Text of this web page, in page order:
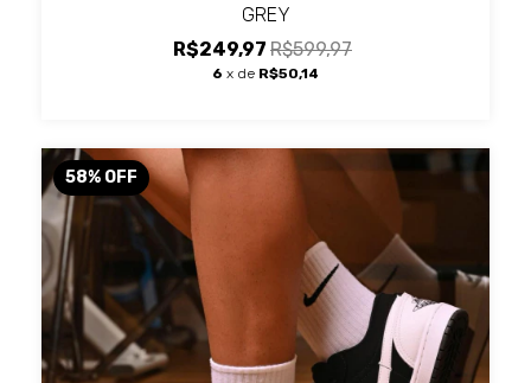
GREY
R$249,97 R$599,97
6 x de R$50,14
58% OFF